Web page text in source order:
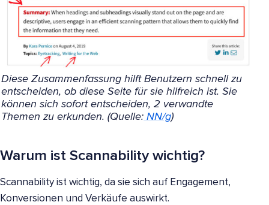
Diese Zusammenfassung hilft Benutzern schnell zu
entscheiden, ob diese Seite für sie hilfreich ist. Sie
können sich sofort entscheiden, 2 verwandte
Themen zu erkunden. (Quelle: NN/g)
Warum ist Scannability wichtig?
Scannability ist wichtig, da sie sich auf Engagement,
Konversionen und Verkäufe auswirkt.